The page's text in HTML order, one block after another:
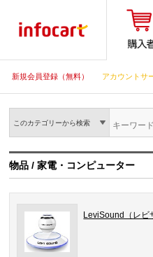
新規会員登録（無料） アカウントサ
このカテゴリーから検索
物品 / 家電・コンピューター
LeviSound（レビ